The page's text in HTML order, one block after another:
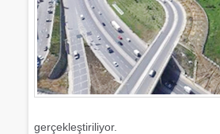
gerçekleştiriliyor.